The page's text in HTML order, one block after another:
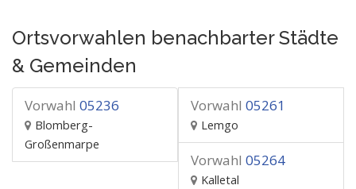
Ortsvorwahlen benachbarter Städte
& Gemeinden
Vorwahl 05236
Blomberg-
Großenmarpe
Vorwahl 05261
Lemgo
Vorwahl 05264
Kalletal